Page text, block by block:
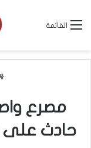
القائمة
مصرع
حادث على